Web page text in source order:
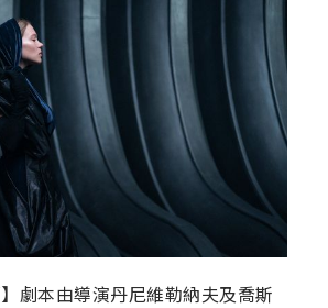
】劇本由導演丹尼維勒納夫及喬斯